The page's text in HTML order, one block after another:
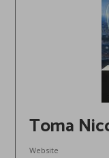
Toma
Website